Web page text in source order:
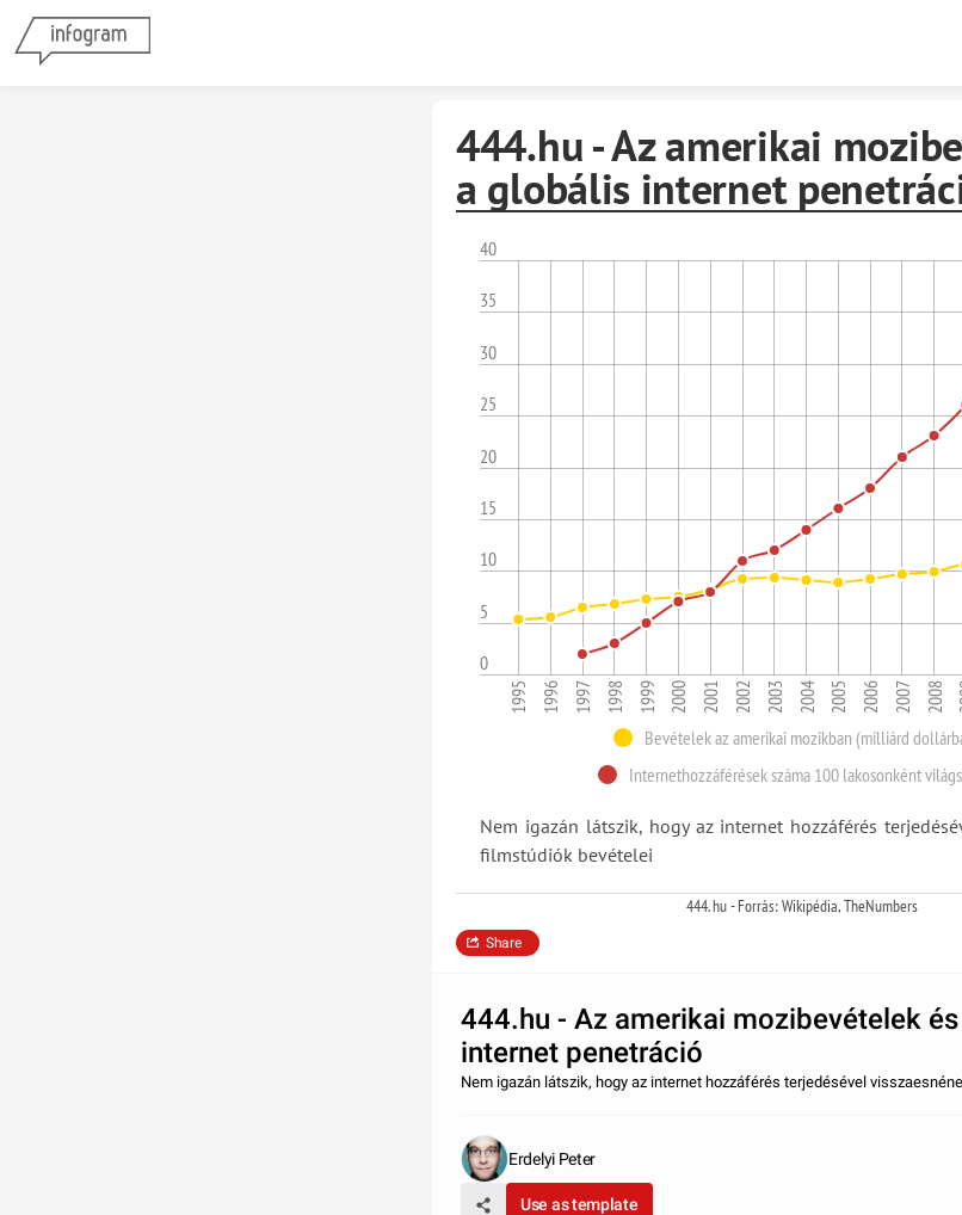
444.hu - Az amerikai
a globális internet
0
5
10
15
20
25
30
35
40
1995 1996 1997 1998 1999 2000 2001 2002 2003 2004 2005 2006 2007 2008
Bevételek az amerikai mozikban (milliárd
Internethozzáférések száma 100 lakosonként
Nem igazán látszik, hogy az internet hozzáférés
filmstúdiók bevételei
444. hu - Forrás: Wikipédia, TheNumbers
Share
444.hu - Az amerikai mozibevételek
internet penetráció
Nem igazán látszik, hogy az internet hozzáférés terjedésével
Erdelyi Peter
Use as template